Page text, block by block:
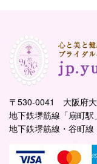
〒530-0041 大阪府
地下鉄堺筋線「扇町
地下鉄堺筋線・谷町